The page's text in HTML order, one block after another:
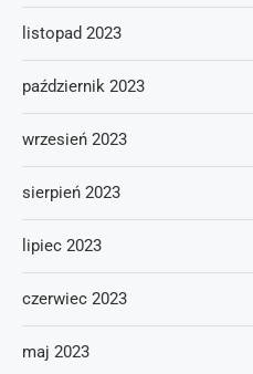
listopad 2023
październik 2023
wrzesień 2023
sierpień 2023
lipiec 2023
czerwiec 2023
maj 2023